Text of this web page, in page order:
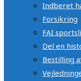
Indberet
Forsikring
FAI
Del en
Bestilling